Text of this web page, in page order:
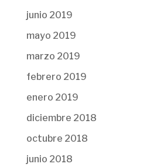
junio 2019
mayo 2019
marzo 2019
febrero 2019
enero 2019
diciembre 2018
octubre 2018
junio 2018